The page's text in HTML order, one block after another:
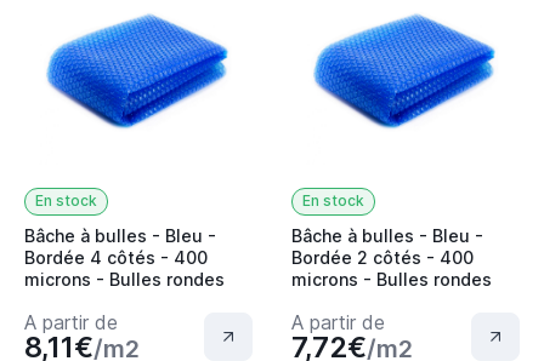
En stock
Bâche à bulles - Bleu -
Bordée 4 côtés - 400
microns - Bulles rondes
A partir de
8,11€/m2
En stock
Bâche à bulles - Bleu -
Bordée 2 côtés - 400
microns - Bulles rondes
A partir de
7,72€/m2